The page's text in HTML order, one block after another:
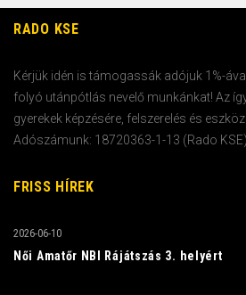
RADO KSE
Kérjük idén is támogassák adójuk 1%-
folyó utánpótlás nevelő munkánkat! Az
gyerekek képzésére, felszerelés és
Adószámunk: 18720363-1-13 (Rado KSE)
FRISS HÍREK
Női Amatőr NBI Rájátszás 3. helyért
2026-06-10